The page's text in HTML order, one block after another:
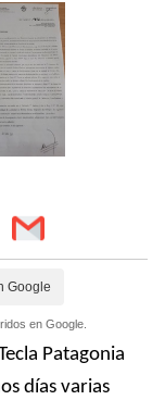
Google
en Google.
Patagonia
días varias